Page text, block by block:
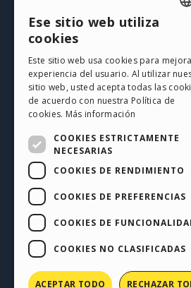
Mis post
Mis download
Espacio Web
Mis Créditos
Español
Copyright © 2026
All
IT07514640015
Help
Templates,Objects|Privacy Policy
Este sitio contiene comentarios,
por los usuarios solo con fines
SPANISH
RUSSIAN
FRENCH
Ese sitio web utiliza
cookies
Este sitio web usa cookies para
experiencia del usuario. Al utilizar
sitio web, usted acepta todas las
de acuerdo con nuestra Política de
cookies. Más información
COOKIES ESTRICTAMENTE
NECESARIAS
COOKIES DE RENDIMIENTO
COOKIES DE PREFERENCIAS
COOKIES DE
COOKIES NO CLASIFICADAS
ACEPTAR TODO RECHAZAR